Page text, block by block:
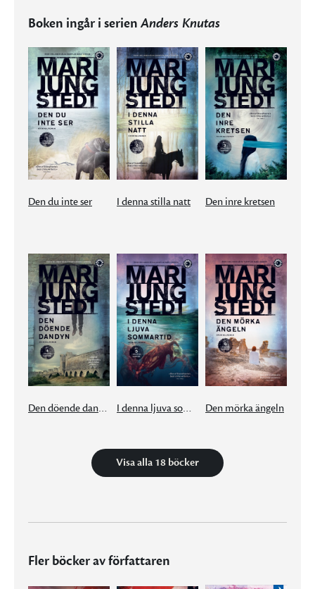
Boken ingår i serien Anders Knutas
Den du inte ser I denna stilla natt Den inre kretsen
Den döende dandyn I denna ljuva sommartid Den mörka ängeln
Visa alla 18 böcker
Fler böcker av författaren